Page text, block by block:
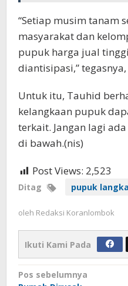
“Setiap musim tanam
masyarakat dan
pupuk harga jual
diantisipasi,”
Untuk itu, Tauhid
kelangkaan pupuk
terkait. Jangan lagi
di bawah.(nis)
Post Views: 2,523
Ditag pupuk langka
oleh Redaksi Koranlombok
Ikuti Kami Pada
Navigasi
Pos sebelumnya